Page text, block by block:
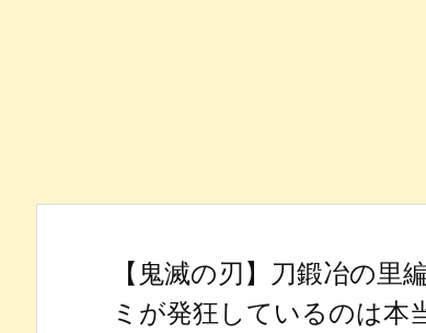
【鬼滅の刃】刀鍛冶の里
ミが発狂しているのは本